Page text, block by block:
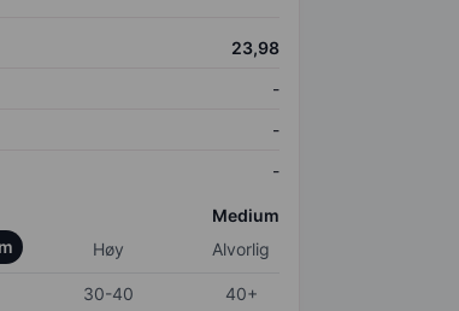
23,98
-
-
-
Medium
Høy Alvorlig
30-40
40+